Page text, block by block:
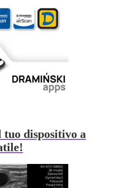
dispositivo a